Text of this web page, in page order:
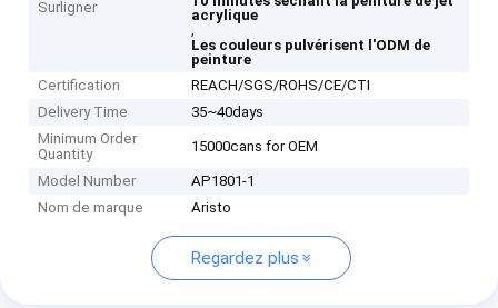
Surligner
acrylique
,
Les couleurs pulvérisent l'ODM de
peinture
Certification
REACH/SGS/ROHS/CE/CTI
Delivery Time
35~40days
Minimum Order
Quantity
15000cans for OEM
Model Number
AP1801-1
Nom de marque
Aristo
Regardez plus